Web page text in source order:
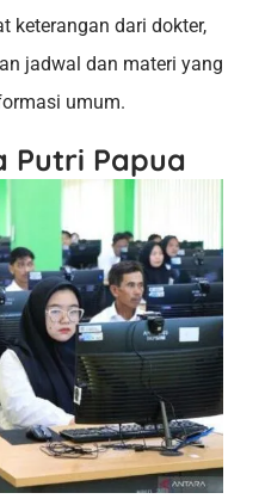
keterangan dari dokter,
jadwal dan materi yang
umum.
Putri Papua